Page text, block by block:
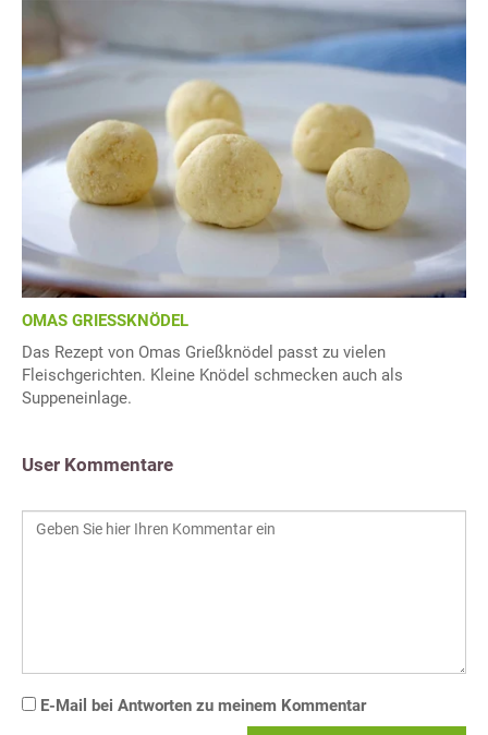
OMAS GRIESSKNÖDEL
Das Rezept von Omas Grießknödel passt zu vielen
Fleischgerichten. Kleine Knödel schmecken auch als
Suppeneinlage.
User Kommentare
E-Mail bei Antworten zu meinem Kommentar